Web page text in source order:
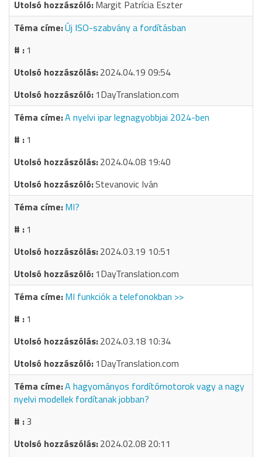
Margit Patrícia Eszter
Új ISO-szabvány a fordításban
1
2024.04.19 09:54
1DayTranslation.com
A nyelvi ipar legnagyobbjai 2024-ben
1
2024.04.08 19:40
Stevanovic Iván
MI?
1
2024.03.19 10:51
1DayTranslation.com
MI funkciók a telefonokban >>
1
2024.03.18 10:34
1DayTranslation.com
A hagyományos fordítómotorok vagy a nagy
nyelvi modellek fordítanak jobban?
3
2024.02.08 20:11